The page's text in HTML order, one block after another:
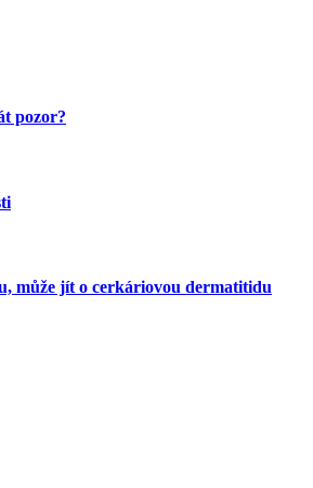
pozor?
může jít o cerkáriovou dermatitidu